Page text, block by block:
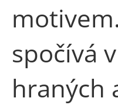
spočívá
hraných